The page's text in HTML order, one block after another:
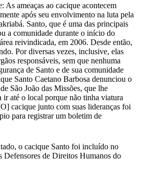
As ameaças ao cacique acontecem
após seu envolvimento na luta pela
Santo, que é uma das principais
a comunidade durante o início do
reivindicada, em 2006. Desde então,
Por diversas vezes, inclusive, elas
responsáveis, sem que nenhuma
de Santo e de sua comunidade
Santo Caetano Barbosa denunciou o
São João das Missões, que lhe
até o local porque não tinha viatura
cacique junto com suas lideranças foi
para registrar um boletim de
o cacique Santo foi incluído no
Defensores de Direitos Humanos do